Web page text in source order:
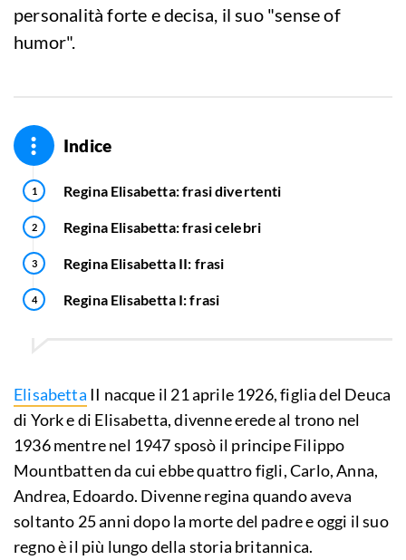
personalità forte e decisa, il suo "sense of
humor".
Indice
Regina Elisabetta: frasi divertenti
Regina Elisabetta: frasi celebri
Regina Elisabetta II: frasi
Regina Elisabetta I: frasi
Elisabetta II nacque il 21 aprile 1926, figlia del Deuca
di York e di Elisabetta, divenne erede al trono nel
1936 mentre nel 1947 sposò il principe Filippo
Mountbatten da cui ebbe quattro figli, Carlo, Anna,
Andrea, Edoardo. Divenne regina quando aveva
soltanto 25 anni dopo la morte del padre e oggi il suo
regno è il più lungo della storia britannica.